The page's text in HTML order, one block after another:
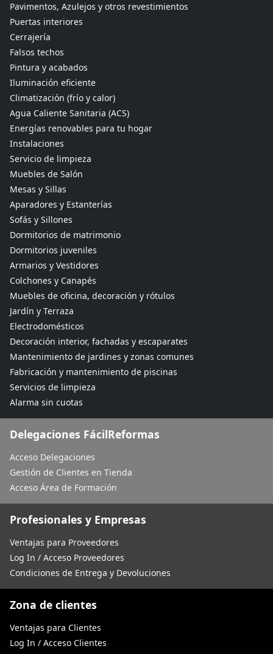
Pavimentos, Azulejos y otros revestimientos
Puertas interiores
Cerrajería
Falsos techos
Pintura y acabados
Iluminación eficiente
Climatización (frío y calor)
Agua Caliente Sanitaria (ACS)
Energías renovables para tu hogar
Instalaciones
Servicio de limpieza
Muebles de Salón
Mesas y Sillas
Aparadores y Estanterías
Sofás y Sillones
Dormitorios de matrimonio
Dormitorios juveniles
Armarios y Vestidores
Colchones y Canapés
Muebles de oficina, decoración y rótulos
Jardín y Terraza
Electrodomésticos
Decoración interior, fachadas y escaparates
Mantenimiento de jardines y zonas comunes
Fabricación y mantenimiento de piscinas
Servicios de limpieza
Alarma sin cuotas
Delegaciones FácilReformas
Acceso Delegaciones
Gestión de Clientes en Tienda
Acceso Área de Formación
Profesionales y Empresas
Ventajas para Proveedores
Log In / Acceso Proveedores
Condiciones de Entrega y Devoluciones
Zona de clientes
Ventajas para Clientes
Log In / Acceso Clientes